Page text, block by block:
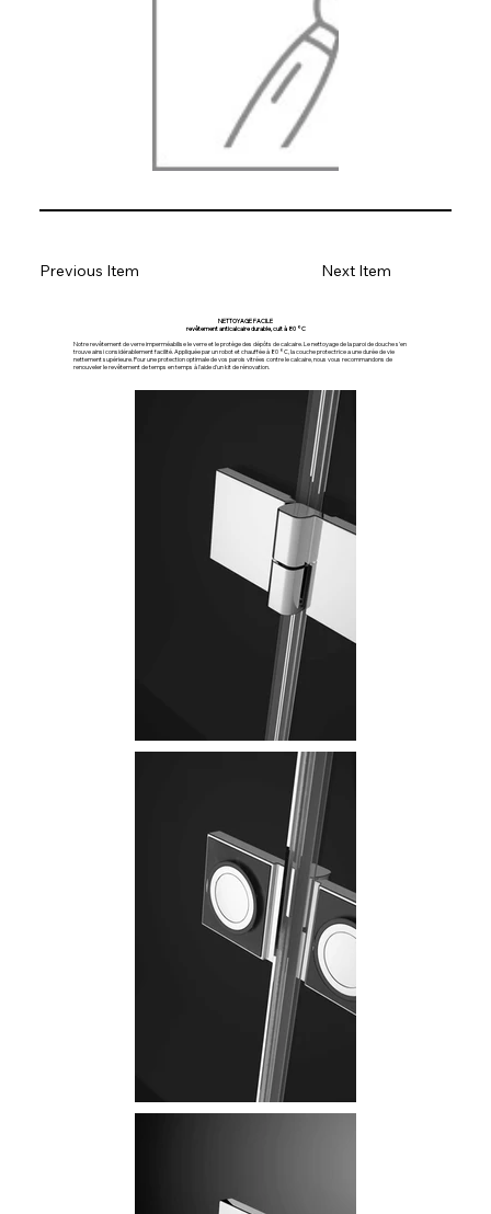
Next Item
Previous Item
NETTOYAGE FACILE
revêtement anticalcaire durable, cuit à 80 °C
Notre revêtement de verre imperméabilise le verre et le protège des dépôts de calcaire. Le nettoyage de la paroi de douche s'en
trouve ainsi considérablement facilité. Appliquée par un robot et chauffée à 80 °C, la couche protectrice a une durée de vie
nettement supérieure. Pour une protection optimale de vos parois vitrées contre le calcaire, nous vous recommandons de
renouveler le revêtement de temps en temps à l'aide d'un kit de rénovation.